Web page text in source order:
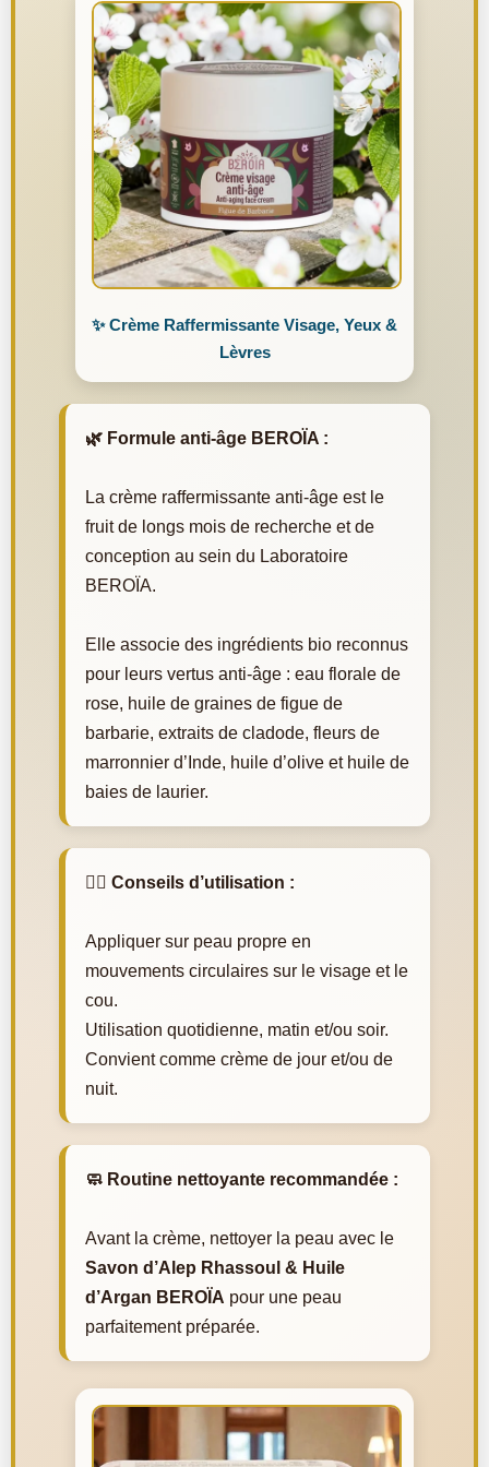
✨ Crème Raffermissante Visage, Yeux &
Lèvres
🌿 Formule anti-âge BEROÏA :
La crème raffermissante anti-âge est le
fruit de longs mois de recherche et de
conception au sein du Laboratoire
BEROÏA.
Elle associe des ingrédients bio reconnus
pour leurs vertus anti-âge : eau florale de
rose, huile de graines de figue de
barbarie, extraits de cladode, fleurs de
marronnier d’Inde, huile d’olive et huile de
baies de laurier.
💆‍♀️ Conseils d’utilisation :
Appliquer sur peau propre en
mouvements circulaires sur le visage et le
cou.
Utilisation quotidienne, matin et/ou soir.
Convient comme crème de jour et/ou de
nuit.
🧼 Routine nettoyante recommandée :
Avant la crème, nettoyer la peau avec le
Savon d’Alep Rhassoul & Huile
d’Argan BEROÏA pour une peau
parfaitement préparée.